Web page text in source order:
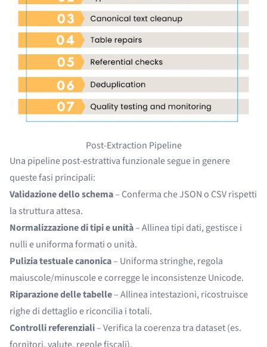
Post-Extraction Pipeline
Una pipeline post-estrattiva funzionale segue in genere
queste fasi principali:
Validazione dello schema– Conferma che JSON o CSV rispetti
la struttura attesa.
Normalizzazione di tipi e unità– Allinea tipi dati, gestisce i
nulli e uniforma formati o unità.
Pulizia testuale canonica– Uniforma stringhe, regola
maiuscole/minuscole e corregge le inconsistenze Unicode.
Riparazione delle tabelle– Allinea intestazioni, ricostruisce
righe di dettaglio e riconcilia i totali.
Controlli referenziali– Verifica la coerenza tra dataset (es.